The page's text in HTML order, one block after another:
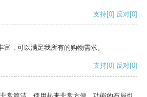
支持[0] 反对[0]
，可以满足我所有的购物需求。
支持[0] 反对[0]